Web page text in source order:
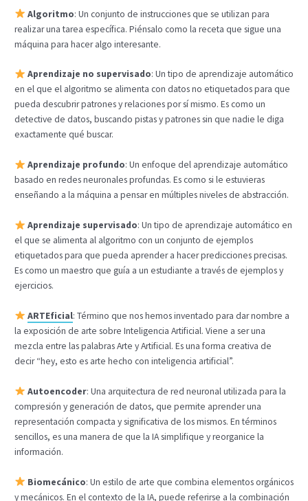
Algoritmo: Un conjunto de instrucciones que se utilizan para
realizar una tarea específica. Piénsalo como la receta que sigue una
máquina para hacer algo interesante.
Aprendizaje no supervisado: Un tipo de aprendizaje automático
en el que el algoritmo se alimenta con datos no etiquetados para que
pueda descubrir patrones y relaciones por sí mismo. Es como un
detective de datos, buscando pistas y patrones sin que nadie le diga
exactamente qué buscar.
Aprendizaje profundo: Un enfoque del aprendizaje automático
basado en redes neuronales profundas. Es como si le estuvieras
enseñando a la máquina a pensar en múltiples niveles de abstracción.
Aprendizaje supervisado: Un tipo de aprendizaje automático en
el que se alimenta al algoritmo con un conjunto de ejemplos
etiquetados para que pueda aprender a hacer predicciones precisas.
Es como un maestro que guía a un estudiante a través de ejemplos y
ejercicios.
ARTEficial: Término que nos hemos inventado para dar nombre a
la exposición de arte sobre Inteligencia Artificial. Viene a ser una
mezcla entre las palabras Arte y Artificial. Es una forma creativa de
decir “hey, esto es arte hecho con inteligencia artificial”.
Autoencoder: Una arquitectura de red neuronal utilizada para la
compresión y generación de datos, que permite aprender una
representación compacta y significativa de los mismos. En términos
sencillos, es una manera de que la IA simplifique y reorganice la
información.
Biomecánico: Un estilo de arte que combina elementos orgánicos
y mecánicos. En el contexto de la IA, puede referirse a la combinación